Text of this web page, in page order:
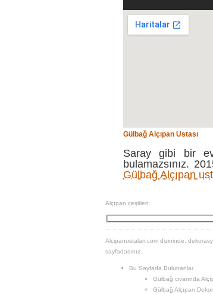
Gülbağ Alçıpan Ustası
Saray gibi bir
bulamazsınız.
Gülbağ Alçıpan
Alçıpan çeşitleri;
Alcipanustalari.com dizininde,
sayfadasınız.
Bu Sayfada Bulunanlar
Gülbağ civarında
Gülbağ Alçıpan